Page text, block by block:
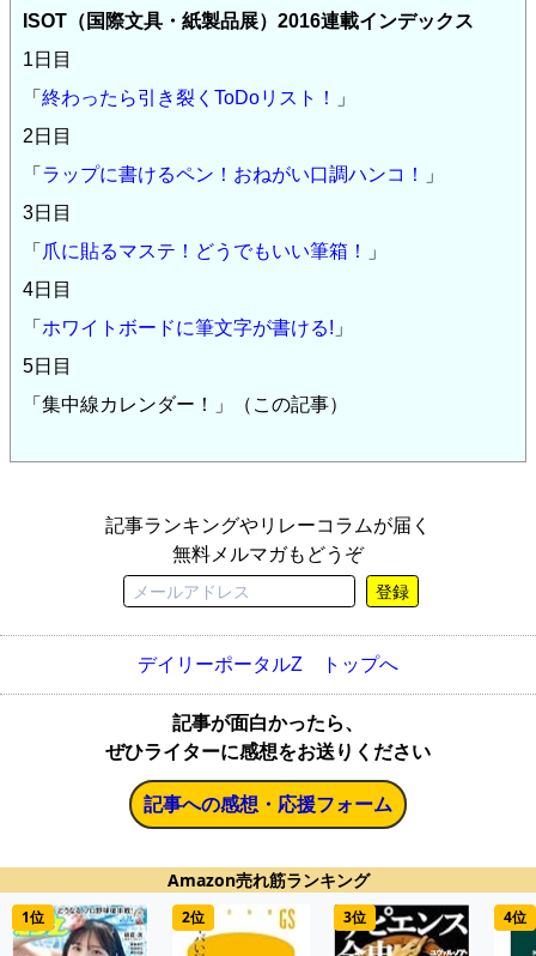
ISOT（国際文具・紙製品展）2016連載インデックス
1日目
「 終わったら引き裂くToDoリスト！
」
2日目
「 ラップに書けるペン！おねがい口調ハンコ！
」
3日目
「 爪に貼るマステ！どうでもいい筆箱！
」
4日目
「 ホワイトボードに筆文字が書ける! 」
5日目
「集中線カレンダー！」（この記事）
記事ランキングやリレーコラムが届く
無料メルマガもどうぞ
登録
デイリーポータルZ トップへ
記事が面白かったら、
ぜひライターに感想をお送りください
記事への感想・応援フォーム
Amazon売れ筋ランキング
1位 2位 3位 4位